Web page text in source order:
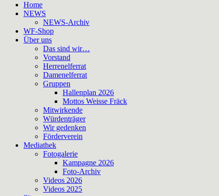
Home
NEWS
NEWS-Archiv
WF-Shop
Über uns
Das sind wir…
Vorstand
Herrenelferrat
Damenelferrat
Gruppen
Hallenplan 2026
Mottos Weisse Fräck
Mitwirkende
Würdenträger
Wir gedenken
Förderverein
Mediathek
Fotogalerie
Kampagne 2026
Foto-Archiv
Videos 2026
Videos 2025